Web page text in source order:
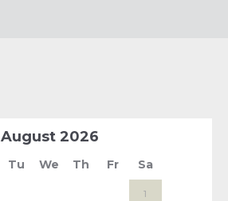
August 2026
Tu We Th Fr Sa
1